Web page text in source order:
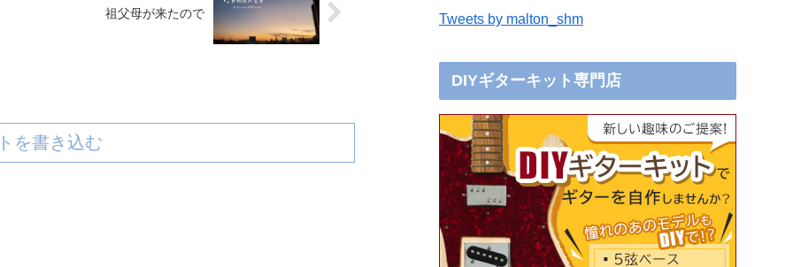
祖父母が来たので
を書き込む
Tweets by malton_shm
DIYギターキット専門店